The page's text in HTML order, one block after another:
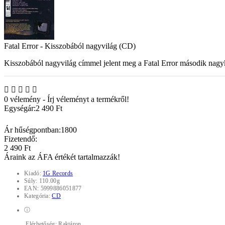
Fatal Error - Kisszobából nagyvilág (CD)
Kisszobából nagyvilág címmel jelent meg a Fatal Error második
0 vélemény - Írj véleményt a termékről!
Egységár:2 490 Ft
Ár hűségpontban:1800
Fizetendő:
2 490 Ft
Áraink az ÁFA értékét tartalmazzák!
Kiadó: 1G Records
Súly: 110.00g
EAN: 5999886051877
Kategória:CD
ⓘ